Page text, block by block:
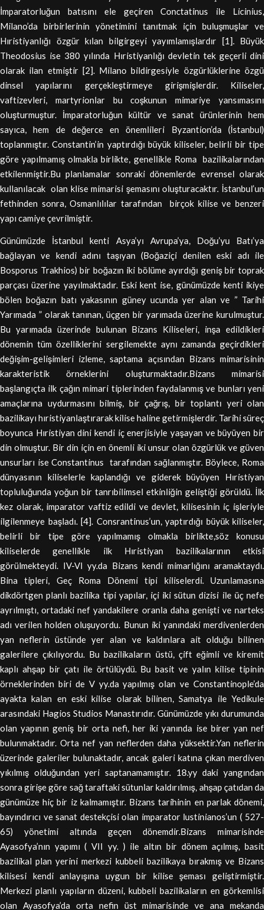
İmparatorluğun batısını ele geçiren Conctatinus ile Licinius,
Milano’da birbirlerinin yönetimini tanıtmak için buluşmuşlar ve
Hıristiyanlığı özgür kılan bilgirgeyi yayımlamışlardır [1]. Büyük
Theodosius ise 380 yılında Hıristiyanlığı devletin tek geçerli dini
olarak ilan etmiştir [2]. Milano bildirgesiyle özgürlüklerine özgü
dinsel yapılarını gerçekleştirmeye girişmişlerdir. Kiliseler,
vaftizevleri, martyrionlar bu coşkunun mimariye yansımasını
oluşturmuştur. İmparatorluğun kültür ve sanat ürünlerinin hem
sayıca, hem de değerce en önemlileri Byzantion’da (İstanbul)
toplanmıştır. Constantin’in yaptırdığı büyük kiliseler, belirli bir tipe
göre yapılmamış olmakla birlikte, genellikle Roma bazilikalarından
etkilenmiştir.Bu planlamalar sonraki dönemlerde evrensel olarak
kullanılacak olan klise mimarisi şemasını oluşturacaktır. İstanbul’un
fethinden sonra, Osmanlılılar tarafından birçok kilise ve benzeri
yapı camiye çevrilmiştir.
Günümüzde İstanbul kenti Asya’yı Avrupa’ya, Doğu’yu Batı’ya
bağlayan ve kendi adını taşıyan (Boğaziçi denilen eski adı ile
Bosporus Trakhios) bir boğazın iki bölüme ayırdığı geniş bir toprak
parçası üzerine yayılmaktadır. Eski kent ise, günümüzde kenti ikiye
bölen boğazın batı yakasının güney ucunda yer alan ve ” Tarihi
Yarımada ” olarak tanınan, üçgen bir yarımada üzerine kurulmuştur.
Bu yarımada üzerinde bulunan Bizans Kiliseleri, inşa edildikleri
dönemin tüm özelliklerini sergilemekte aynı zamanda geçirdikleri
değişim-gelişimleri izleme, saptama açısından Bizans mimarisinin
karakteristik örneklerini oluşturmaktadır.Bizans mimarisi
başlangıçta ilk çağın mimari tiplerinden faydalanmış ve bunları yeni
amaçlarına uydurmasını bilmiş, bir çağrış, bir toplantı yeri olan
bazilikayı hıristiyanlaştırarak kilise haline getirmişlerdir. Tarihi süreç
boyunca Hıristiyan dini kendi iç enerjisiyle yaşayan ve büyüyen bir
din olmuştur. Bir din için en önemli iki unsur olan özgürlük ve güven
unsurları ise Constantinus tarafından sağlanmıştır. Böylece, Roma
dünyasının kiliselerle kaplandığı ve giderek büyüyen Hıristiyan
topluluğunda yoğun bir tanrıbilimsel etkinliğin geliştiği görüldü. İlk
kez olarak, imparator vaftiz edildi ve devlet, kilisesinin iç işleriyle
ilgilenmeye başladı. [4]. Consrantinus’un, yaptırdığı büyük kiliseler,
belirli bir tipe göre yapılmamış olmakla birlikte,söz konusu
kiliselerde genellikle ilk Hıristiyan bazilikalarının etkisi
görülmekteydi. IV-VI yy.da Bizans kendi mimarlığını aramaktaydı.
Bina tipleri, Geç Roma Dönemi tipi kiliselerdi. Uzunlamasına
dikdörtgen planlı bazilika tipi yapılar, içi iki sütun dizisi ile üç nefe
ayrılmıştı, ortadaki nef yandakilere oranla daha genişti ve narteks
adı verilen holden oluşuyordu. Bunun iki yanındaki merdivenlerden
yan neflerin üstünde yer alan ve kaldınlara ait olduğu bilinen
galerilere çıkılıyordu. Bu bazilikaların üstü, çift eğimli ve kiremit
kaplı ahşap bir çatı ile örtülüydü. Bu basit ve yalın kilise tipinin
örneklerinden biri de V yy.da yapılmış olan ve Constantinople’da
ayakta kalan en eski kilise olarak bilinen, Samatya ile Yedikule
arasındaki Hagios Studios Manastırıdır. Günümüzde yıkı durumunda
olan yapının geniş bir orta nefi, her iki yanında ise birer yan nef
bulunmaktadır. Orta nef yan neflerden daha yüksektir.Yan neflerin
üzerinde galeriler bulunaktadır, ancak galeri katına çıkan merdiven
yıkılmış olduğundan yeri saptanamamıştır. 18.yy daki yangından
sonra girişe göre sağ taraftaki sütunlar kaldırılmış, ahşap çatıdan da
günümüze hiç bir iz kalmamıştır. Bizans tarihinin en parlak dönemi,
bayındırıcı ve sanat destekçisi olan imparator lustinianos’un ( 527-
65) yönetimi altında geçen dönemdir.Bizans mimarisinde
Ayasofya’nın yapımı ( VII yy. ) ile altın bir dönem açılmış, basit
bazilikal plan yerini merkezi kubbeli bazilikaya bırakmış ve Bizans
kilisesi kendi anlayışına uygun bir kilise şeması geliştirmiştir.
Merkezi planlı yapıların düzeni, kubbeli bazilikaların en görkemlisi
olan Ayasofya’da orta nefin üst mimarisinde ve ana mekanda